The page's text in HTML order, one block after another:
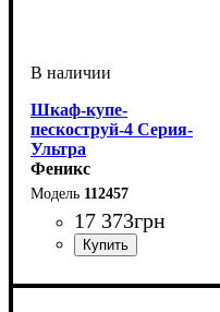
Шкаф-купе-
пескоструй-4 Серия-
Ультра
Феникс
112457
17 373грн